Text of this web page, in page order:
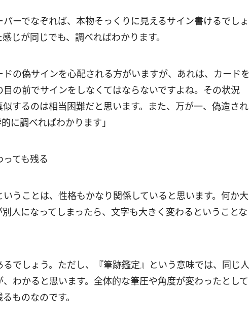
パーでなぞれば、本物そっくりに見えるサイン書けるでしょ
じが同じでも、調べればわかります。
の偽サインを心配される方がいますが、あれは、カードを
の前でサインをしなくてはならないですよね。その状況
するのは相当困難だと思います。また、万が一、偽造され
に調べればわかります」
ても残る
うことは、性格もかなり関係していると思います。何か大
人になってしまったら、文字も大きく変わるということな
るでしょう。ただし、『筆跡鑑定』という意味では、同じ人
わかると思います。全体的な筆圧や角度が変わったとして
ものなのです。